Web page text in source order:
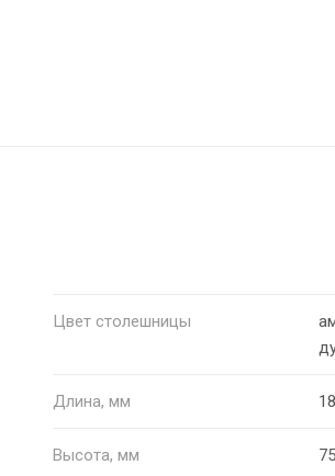
Цвет столешницы
Длина, мм
Высота, мм